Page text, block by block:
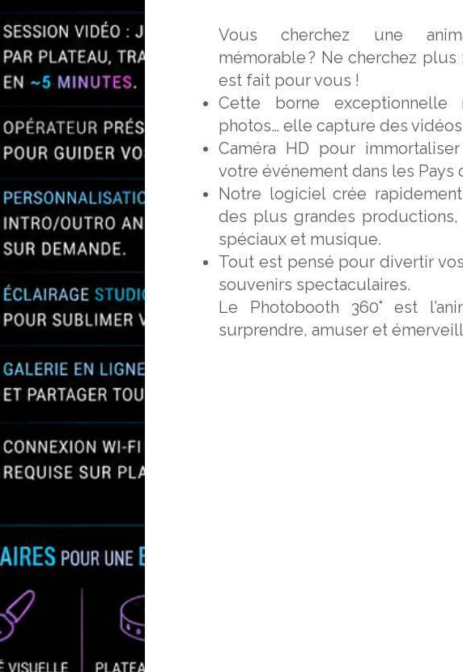
Vous cherchez une
mémorable ? Ne cherchez plus
est fait pour vous !
Cette borne
photos… elle capture des vidéos
Caméra HD pour
votre événement dans les Pays
Notre logiciel crée
des plus grandes
spéciaux et musique.
Tout est pensé pour divertir
souvenirs spectaculaires.
Le Photobooth 360° est
surprendre, amuser et